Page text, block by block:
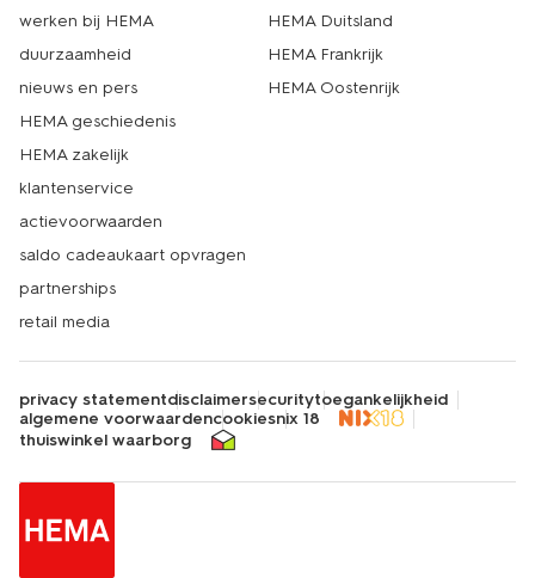
werken bij HEMA
duurzaamheid
nieuws en pers
HEMA geschiedenis
HEMA zakelijk
klantenservice
actievoorwaarden
saldo cadeaukaart opvragen
partnerships
retail media
HEMA Duitsland
HEMA Frankrijk
HEMA Oostenrijk
privacy statementdisclaimersecuritytoegankelijkheid
algemene voorwaardencookiesnix 18
thuiswinkel waarborg